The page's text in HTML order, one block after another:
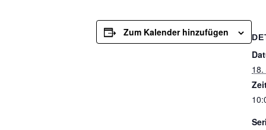
Zum Kalender hinzufügen